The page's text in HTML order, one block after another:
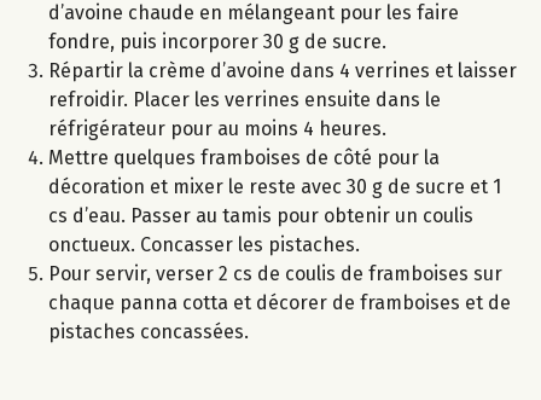
d’avoine chaude en mélangeant pour les faire
fondre, puis incorporer 30 g de sucre.
Répartir la crème d’avoine dans 4 verrines et laisser
refroidir. Placer les verrines ensuite dans le
réfrigérateur pour au moins 4 heures.
Mettre quelques framboises de côté pour la
décoration et mixer le reste avec 30 g de sucre et 1
cs d’eau. Passer au tamis pour obtenir un coulis
onctueux. Concasser les pistaches.
Pour servir, verser 2 cs de coulis de framboises sur
chaque panna cotta et décorer de framboises et de
pistaches concassées.